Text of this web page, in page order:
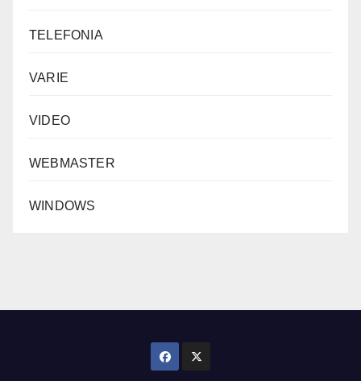
TELEFONIA
VARIE
VIDEO
WEBMASTER
WINDOWS